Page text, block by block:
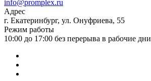
info@promplex.ru
Адрес
г. Екатеринбург, ул. Онуфриева, 55
Режим работы
10:00 до 17:00 без перерыва в рабочие дни